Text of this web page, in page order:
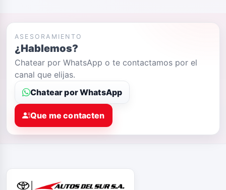
ASESORAMIENTO
¿Hablemos?
Chatear por WhatsApp o te contactamos por el
canal que elijas.
Chatear por WhatsApp
Que me contacten